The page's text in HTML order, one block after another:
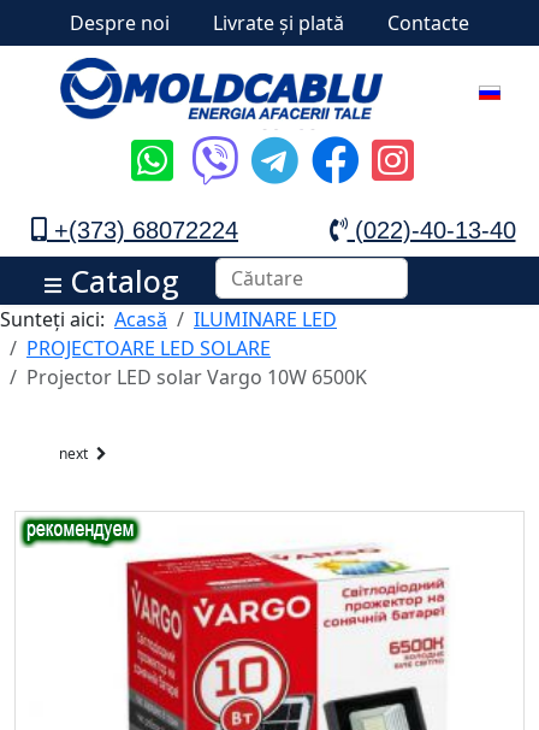
Despre noi Livrate și plată Contacte
+(373) 68072224 (022)-40-13-40
Catalog
Sunteți aici: Acasă
ILUMINARE LED
PROJECTOARE LED SOLARE
Projector LED solar Vargo 10W 6500K
next